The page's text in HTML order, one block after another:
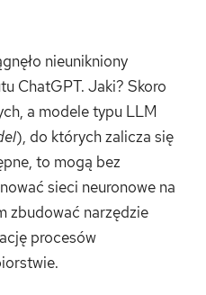
nieunikniony
ChatGPT. Jaki? Skoro
a modele typu LLM
), do których zalicza się
to mogą bez
sieci neuronowe na
zbudować narzędzie
procesów